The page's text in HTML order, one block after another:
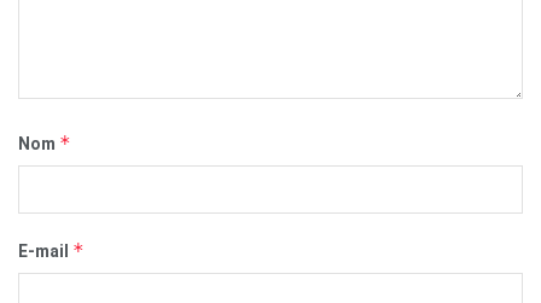
Nom *
E-mail *